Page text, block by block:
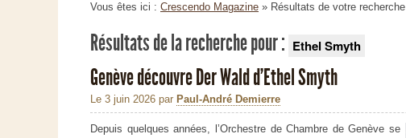
Vous êtes ici : Crescendo Magazine » Résultats de votre recherche
Résultats de la recherche pour : Ethel Smyth
Genève découvre Der Wald d’Ethel Smyth
Le 3 juin 2026 par Paul-André Demierre
Depuis quelques années, l’Orchestre de Chambre de Genève se